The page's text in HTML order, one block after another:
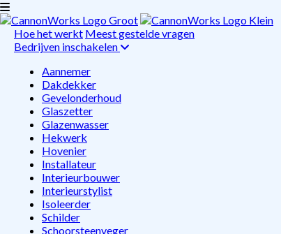
Hoe het werkt Meest gestelde vragen
Bedrijven inschakelen
Aannemer
Dakdekker
Gevelonderhoud
Glaszetter
Glazenwasser
Hekwerk
Hovenier
Installateur
Interieurbouwer
Interieurstylist
Isoleerder
Schilder
Schoorsteenveger